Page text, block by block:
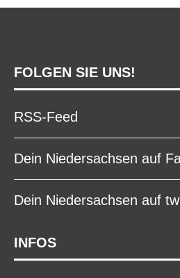
FOLGEN SIE UNS!
RSS-Feed
Dein Niedersachsen auf
Dein Niedersachsen auf
INFOS